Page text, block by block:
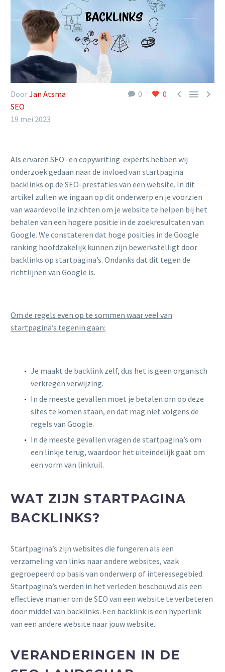
0 0   
DoorJan Atsma
SEO
19 mei 2023
Als ervaren SEO- en copywriting-experts hebben wij
onderzoek gedaan naar de invloed van startpagina
backlinks op de SEO-prestaties van een website. In dit
artikel zullen we ingaan op dit onderwerp en je voorzien
van waardevolle inzichten om je website te helpen bij het
behalen van een hogere positie in de zoekresultaten van
Google. We constateren dat hoge posities in de Google
ranking hoofdzakelijk kunnen zijn bewerkstelligt door
backlinks op startpagina’s. Ondanks dat dit tegen de
richtlijnen van Google is.
Om de regels even op te sommen waar veel van
startpagina’s tegenin gaan:
Je maakt de backlink zelf, dus het is geen organisch
verkregen verwijzing.
In de meeste gevallen moet je betalen om op deze
sites te komen staan, en dat mag niet volgens de
regels van Google.
In de meeste gevallen vragen de startpagina’s om
een linkje terug, waardoor het uiteindelijk gaat om
een vorm van linkruil.
WAT ZIJN STARTPAGINA
BACKLINKS?
Startpagina’s zijn websites die fungeren als een
verzameling van links naar andere websites, vaak
gegroepeerd op basis van onderwerp of interessegebied.
Startpagina’s werden in het verleden beschouwd als een
effectieve manier om de SEO van een website te verbeteren
door middel van backlinks. Een backlink is een hyperlink
van een andere website naar jouw website.
VERANDERINGEN IN DE